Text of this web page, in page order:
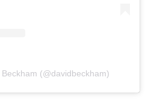
(@davidbeckham)